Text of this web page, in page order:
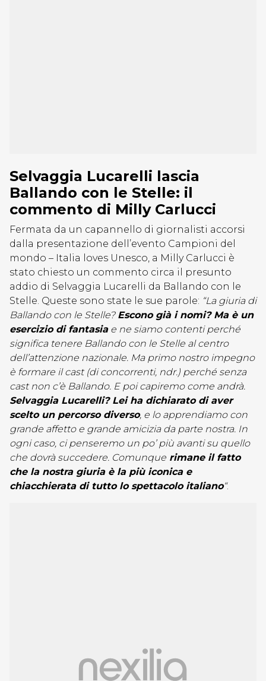
Selvaggia Lucarelli lascia
Ballando con le Stelle: il
commento di Milly Carlucci
Fermata da un capannello di giornalisti accorsi
dalla presentazione dell’evento Campioni del
mondo – Italia loves Unesco, a Milly Carlucci è
stato chiesto un commento circa il presunto
addio di Selvaggia Lucarelli da Ballando con le
Stelle. Queste sono state le sue parole: “La giuria di
Ballando con le Stelle? Escono già i nomi? Ma è un
esercizio di fantasiae ne siamo contenti perché
significa tenere Ballando con le Stelle al centro
dell’attenzione nazionale. Ma primo nostro impegno
è formare il cast (di concorrenti, ndr.) perché senza
cast non c’è Ballando. E poi capiremo come andrà.
Selvaggia Lucarelli? Lei ha dichiarato di aver
scelto un percorso diverso, e lo apprendiamo con
grande affetto e grande amicizia da parte nostra. In
ogni caso, ci penseremo un po’ più avanti su quello
che dovrà succedere. Comunque rimane il fatto
che la nostra giuria è la più iconica e
chiacchierata di tutto lo spettacolo italiano“.